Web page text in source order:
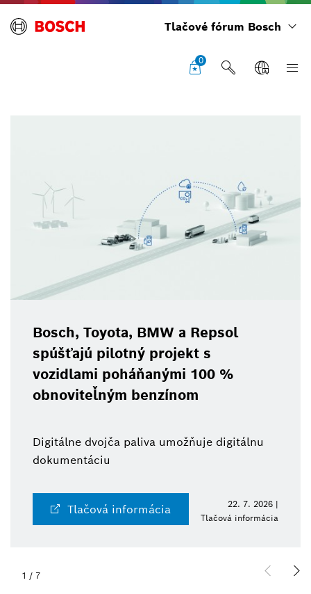
Tlačové fórum Bosch
0
Bosch, Toyota, BMW a Repsol
spúšťajú pilotný projekt s
vozidlami poháňanými 100 %
obnoviteľným benzínom
Digitálne dvojča paliva umožňuje digitálnu
dokumentáciu
Tlačová informácia
22. 7. 2026 |
Tlačová informácia
1 / 7